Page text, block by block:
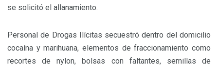
se solicitó el allanamiento.
Personal de Drogas Ilícitas secuestró dentro del domicilio
cocaína y marihuana, elementos de fraccionamiento como
recortes de nylon, bolsas con faltantes, semillas de